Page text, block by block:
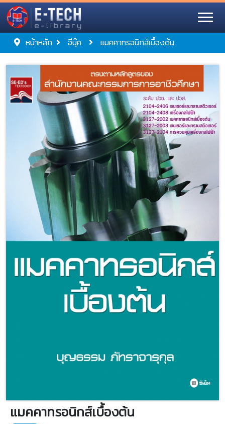
หน้าหลัก อีบุ๊ค แมคคาทรอนิกส์เบื้องต้น
แมคคาทรอนิกส์เบื้องต้น